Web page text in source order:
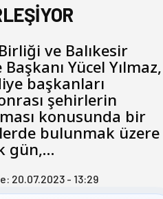
ve Balıkesir
Yücel Yılmaz,
başkanları
şehirlerin
konusunda bir
bulunmak üzere
gün,…
20.07.2023 - 13:29